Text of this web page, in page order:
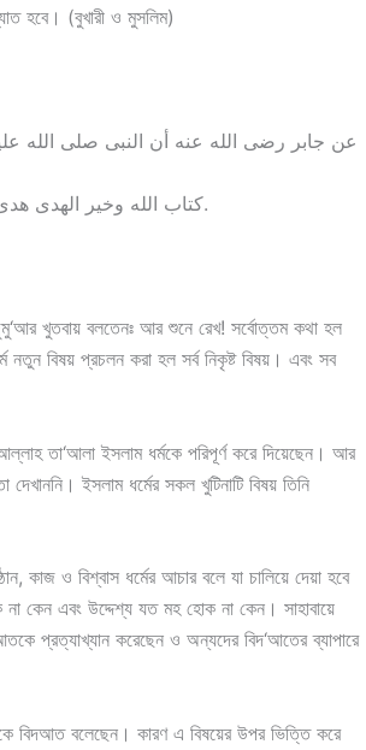
হবে। (বুখারী ও মুসলিম)
عن جابر رضى الله عنه أن النبى صلى الله
كتاب الله وخير الهدى هدى محمد صلى الله عليه وسلم وشر الأمور محدثاتها وكل بدعة ضلالة.
জুমু‘আর খুতবায় বলতেনঃ আর শুনে রেখ! সর্বোত্তম কথা হল
তা‘আলা ইসলাম ধর্মকে পরিপূর্ণ করে দিয়েছেন। আর
কাজ ও বিশ্বাস ধর্মের আচার বলে যা চালিয়ে দেয়া হবে
কেন এবং উদ্দেশ্য যত মহ হোক না কেন। সাহাবায়ে
প্রত্যাখ্যান করেছেন ও অন্যদের বিদ‘আতের ব্যাপারে
বিদআত বলেছেন। কারণ এ বিষয়ের উপর ভিত্তি করে